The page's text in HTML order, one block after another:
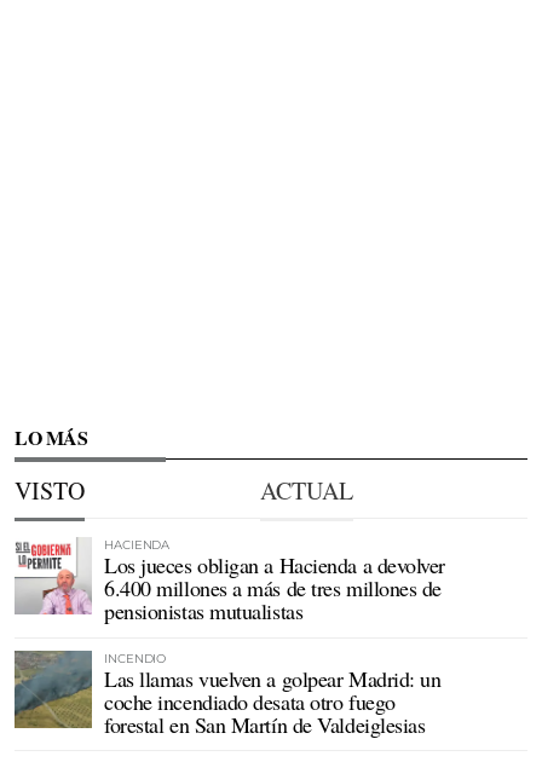
LO MÁS
VISTO ACTUAL
HACIENDA
Los jueces obligan a Hacienda a devolver
6.400 millones a más de tres millones de
pensionistas mutualistas
INCENDIO
Las llamas vuelven a golpear Madrid: un
coche incendiado desata otro fuego
forestal en San Martín de Valdeiglesias